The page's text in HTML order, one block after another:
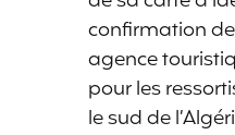
confirmation
agence
pour les
le sud de